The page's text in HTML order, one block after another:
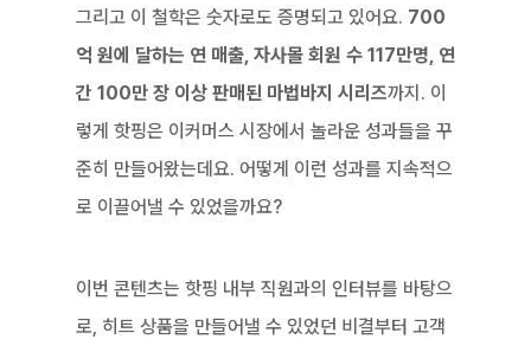
그리고 이 철학은 숫자로도 증명되고 있어요. 700
억 원에 달하는 연 매출, 자사몰 회원 수 117만명, 연
간 100만 장 이상 판매된 마법바지 시리즈까지. 이
렇게 핫핑은 이커머스 시장에서 놀라운 성과들을 꾸
준히 만들어왔는데요. 어떻게 이런 성과를 지속적으
로 이끌어낼 수 있었을까요?
이번 콘텐츠는 핫핑 내부 직원과의 인터뷰를 바탕으
로, 히트 상품을 만들어낼 수 있었던 비결부터 고객